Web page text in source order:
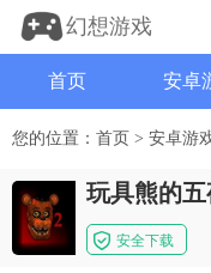
幻想游戏
首页 安卓
您的位置： 首页 > 安卓游
玩具熊的
安全下载